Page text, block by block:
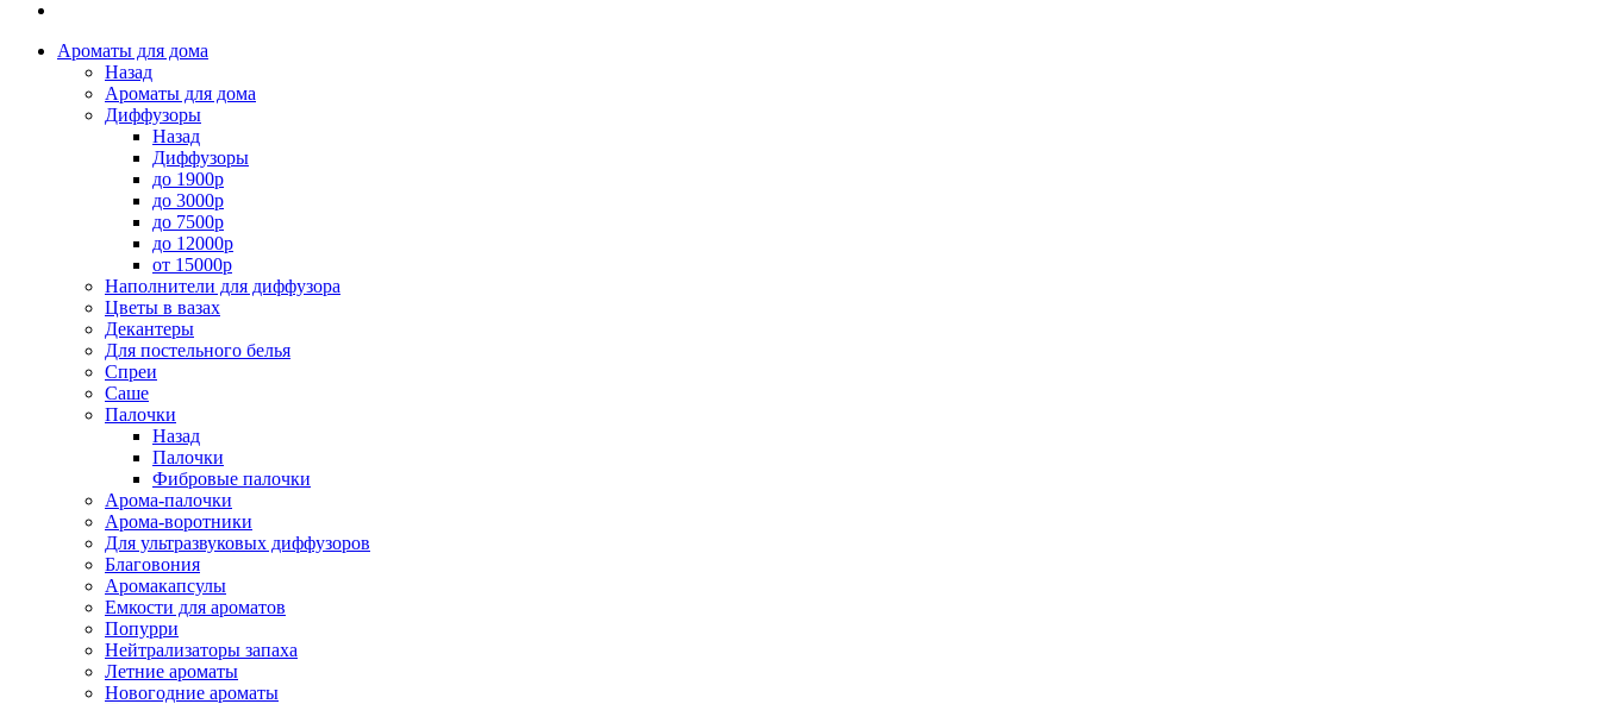
Ароматы для дома
Назад
Ароматы для дома
Диффузоры
Назад
Диффузоры
до 1900р
до 3000р
до 7500р
до 12000р
от 15000р
Наполнители для диффузора
Цветы в вазах
Декантеры
Для постельного белья
Спреи
Саше
Палочки
Назад
Палочки
Фибровые палочки
Арома-палочки
Арома-воротники
Для ультразвуковых диффузоров
Благовония
Аромакапсулы
Емкости для ароматов
Попурри
Нейтрализаторы запаха
Летние ароматы
Новогодние ароматы